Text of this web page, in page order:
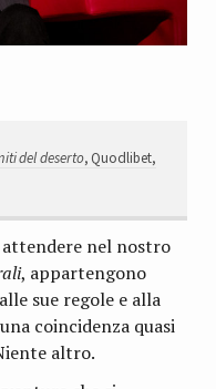
del deserto, Quodlibet,
attendere nel nostro
, appartengono
sue regole e alla
coincidenza quasi
altro.